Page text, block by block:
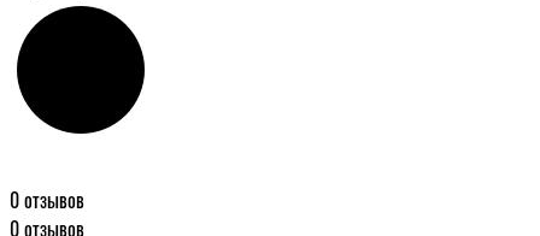
0 отзывов
0 отзывов